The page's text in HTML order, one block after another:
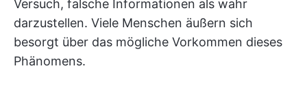
Versuch, falsche Informationen als wahr
darzustellen. Viele Menschen äußern sich
besorgt über das mögliche Vorkommen dieses
Phänomens.